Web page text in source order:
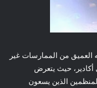
العميق من الممارسات غير
أكادير، حيث يتعرض
الذين يسعون